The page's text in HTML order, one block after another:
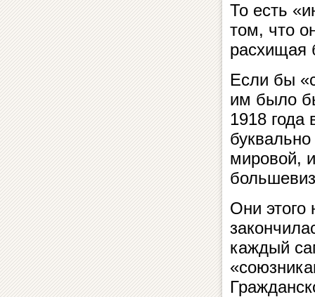
То есть
том, что
расхищая
Если бы
им было
1918 года
мировой,
Они этого
каждый